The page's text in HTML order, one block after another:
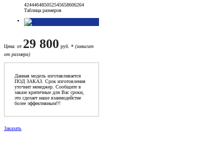
424446485052545658606264
Таблица размеров
Цена: от 29 800 руб. * (зависит
от размера)
Данная модель изготавливается
ПОД ЗАКАЗ. Срок изготовления
уточнит менеджер. Сообщите в
заказе критичные для Вас сроки,
это сделает наше взаимодейстие
более эффективным!!!
Заказать